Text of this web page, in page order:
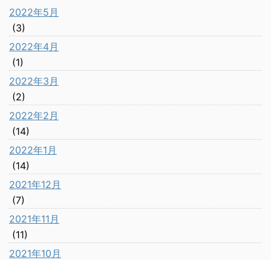
2022年5月
(3)
2022年4月
(1)
2022年3月
(2)
2022年2月
(14)
2022年1月
(14)
2021年12月
(7)
2021年11月
(11)
2021年10月